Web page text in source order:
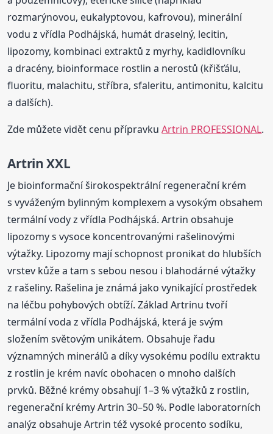
rozmarýnovou, eukalyptovou, kafrovou), minerální
vodu z vřídla Podhájská, humát draselný, lecitin,
lipozomy, kombinaci extraktů z myrhy, kadidlovníku
a dracény, bioinformace rostlin a nerostů (křišťálu,
fluoritu, malachitu, stříbra, sfaleritu, antimonitu, kalcitu
a dalších).
Zde můžete vidět cenu přípravkuArtrin PROFESSIONAL.
Artrin XXL
Je bioinformační širokospektrální regenerační krém
s vyváženým bylinným komplexem a vysokým obsahem
termální vody z vřídla Podhájská. Artrin obsahuje
lipozomy s vysoce koncentrovanými rašelinovými
výtažky. Lipozomy mají schopnost pronikat do hlubších
vrstev kůže a tam s sebou nesou i blahodárné výtažky
z rašeliny. Rašelina je známá jako vynikající prostředek
na léčbu pohybových obtíží. Základ Artrinu tvoří
termální voda z vřídla Podhájská, která je svým
složením světovým unikátem. Obsahuje řadu
významných minerálů a díky vysokému podílu extraktu
z rostlin je krém navíc obohacen o mnoho dalších
prvků. Běžné krémy obsahují 1–3 % výtažků z rostlin,
regenerační krémy Artrin 30–50 %. Podle laboratorních
analýz obsahuje Artrin též vysoké procento sodíku,